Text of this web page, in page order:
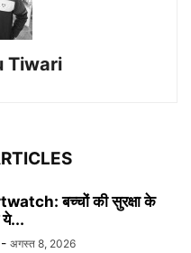
Tiwari
बच्चों की सुरक्षा के
ये...
- अगस्त 8, 2026